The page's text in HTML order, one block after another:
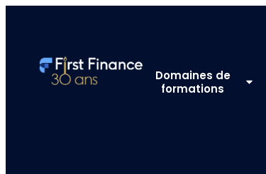
Domaines de
formations